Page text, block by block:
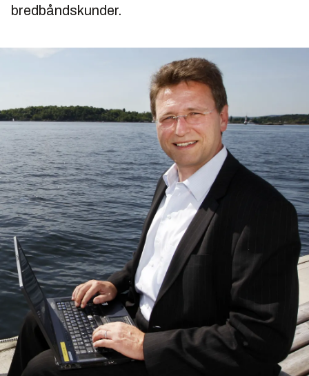
bredbåndskunder.